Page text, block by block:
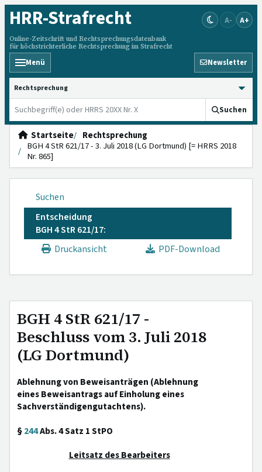
HRR-Strafrecht
Online-Zeitschrift und Rechtsprechungsdatenbank
für höchstrichterliche Rechtsprechung im Strafrecht
A- A+
Menü Newsletter
HRRS durchsuchen
Suchen
Startseite
Rechtsprechung
BGH 4 StR 621/17 - 3. Juli 2018 (LG Dortmund) [= HRRS 2018
Nr. 865]
Suchen
Entscheidung
BGH 4 StR 621/17:
Druckansicht
PDF-Download
BGH 4 StR 621/17 -
Beschluss vom 3. Juli 2018
(LG Dortmund)
Ablehnung von Beweisanträgen (Ablehnung
eines Beweisantrags auf Einholung eines
Sachverständigengutachtens).
§244Abs. 4 Satz 1 StPO
Leitsatz des Bearbeiters